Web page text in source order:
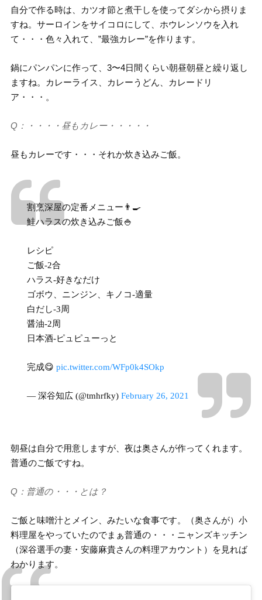
自分で作る時は、カツオ節と煮干しを使ってダシから摂りま
すね。サーロインをサイコロにして、ホウレンソウを入れ
て・・・色々入れて、”最強カレー”を作ります。
鍋にパンパンに作って、3〜4日間くらい朝昼朝昼と繰り返し
ますね。カレーライス、カレーうどん、カレードリ
ア・・・。
Q：・・・・昼もカレー・・・・・
昼もカレーです・・・それか炊き込みご飯。
割烹深屋の定番メニュー👨‍🍳
鮭ハラスの炊き込みご飯🍚
レシピ
ご飯-2合
ハラス-好きなだけ
ゴボウ、ニンジン、キノコ-適量
白だし-3周
醤油-2周
日本酒-ピュピューっと
完成😋 pic.twitter.com/WFp0k4SOkp
— 深谷知広 (@tmhrfky) February 26, 2021
朝昼は自分で用意しますが、夜は奥さんが作ってくれます。
普通のご飯ですね。
Q：普通の・・・とは？
ご飯と味噌汁とメイン、みたいな食事です。（奥さんが）小
料理屋をやっていたのでまぁ普通の・・・ニャンズキッチン
（深谷選手の妻・安藤麻貴さんの料理アカウント）を見れば
わかります。